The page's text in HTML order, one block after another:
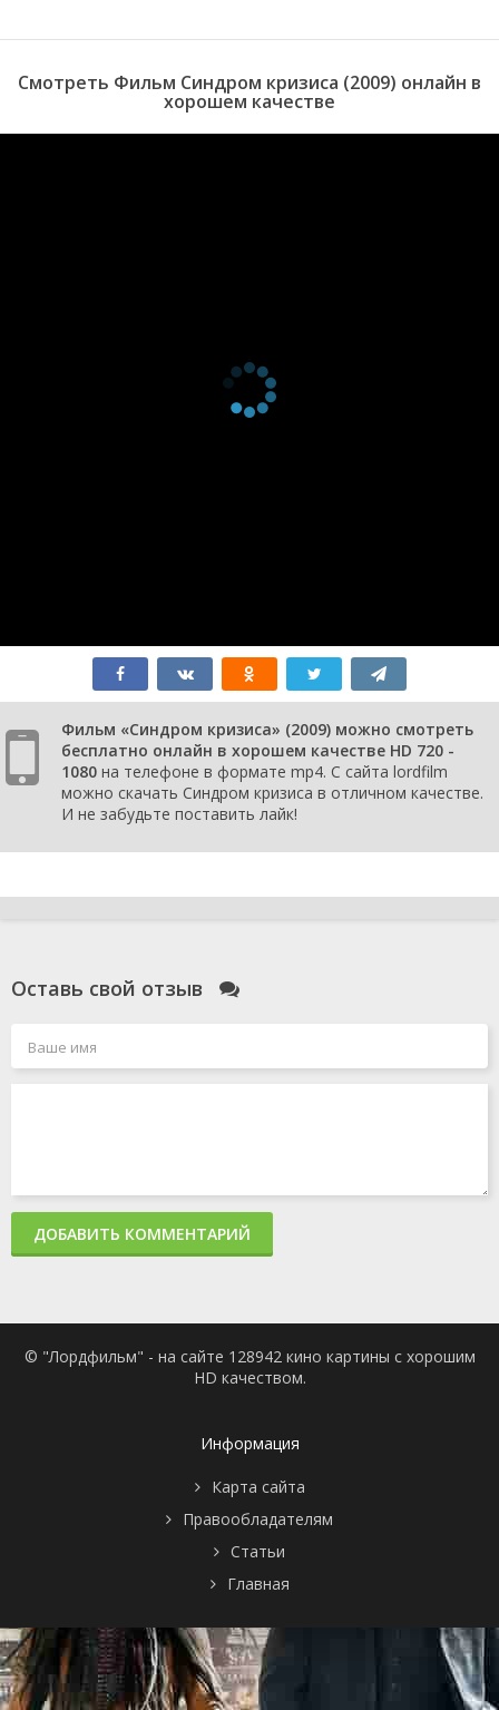
Смотреть Фильм Синдром кризиса (2009) онлайн в
хорошем качестве
Фильм «Синдром кризиса» (2009) можно смотреть
бесплатно онлайн в хорошем качестве HD 720 -
1080 на телефоне в формате mp4. С сайта lordfilm
можно скачать Синдром кризиса в отличном качестве.
И не забудьте поставить лайк!
Оставь свой отзыв
ДОБАВИТЬ КОММЕНТАРИЙ
© "Лордфильм" - на сайте 128942 кино картины с хорошим
HD качеством.
Информация
Карта сайта
Правообладателям
Статьи
Главная